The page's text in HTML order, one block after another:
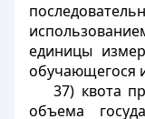
единицы
обучающегося
37) квота
объема